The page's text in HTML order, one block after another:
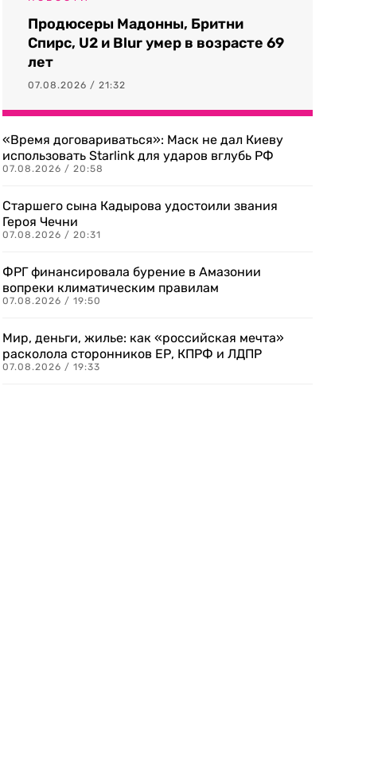
Продюсеры Мадонны, Бритни
Спирс, U2 и Blur умер в возрасте 69
лет
07.08.2026 / 21:32
«Время договариваться»: Маск не дал Киеву
использовать Starlink для ударов вглубь РФ
07.08.2026 / 20:58
Старшего сына Кадырова удостоили звания
Героя Чечни
07.08.2026 / 20:31
ФРГ финансировала бурение в Амазонии
вопреки климатическим правилам
07.08.2026 / 19:50
Мир, деньги, жилье: как «российская мечта»
расколола сторонников ЕР, КПРФ и ЛДПР
07.08.2026 / 19:33